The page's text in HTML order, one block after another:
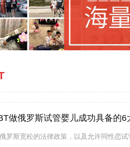
做俄罗斯试管婴儿成功具备的6
罗斯宽松的法律政策，以及允许同性恋